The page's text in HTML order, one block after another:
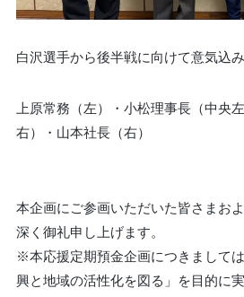
白沢選手から後半戦に向けて意気込
上原常務（左）・小松理事長（中央
右）・山本社長（右）
本企画にご参画いただいた皆さまお
深く御礼申し上げます。
※本応援定期預金企画につきまして
興と地域の活性化を図る」を目的に